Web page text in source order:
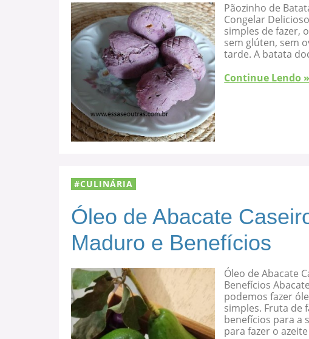
Pãozinho de
Congelar
simples de fazer,
sem glúten, sem
tarde. A batata
Continue Lendo »
CULINÁRIA
Óleo de Abacate
Maduro e Benefícios
Óleo de Abacate
Benefícios
podemos fazer
simples. Fruta de
benefícios para a
para fazer o